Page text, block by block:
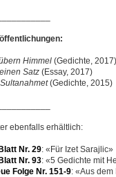
Himmel (Gedichte, 2017)
Satz (Essay, 2017)
(Gedichte, 2015)
ebenfalls erhältlich:
Nr. 29: «Für Izet Sarajlic»
Nr. 93: «5 Gedichte mit
Folge Nr. 151-9: «Aus dem